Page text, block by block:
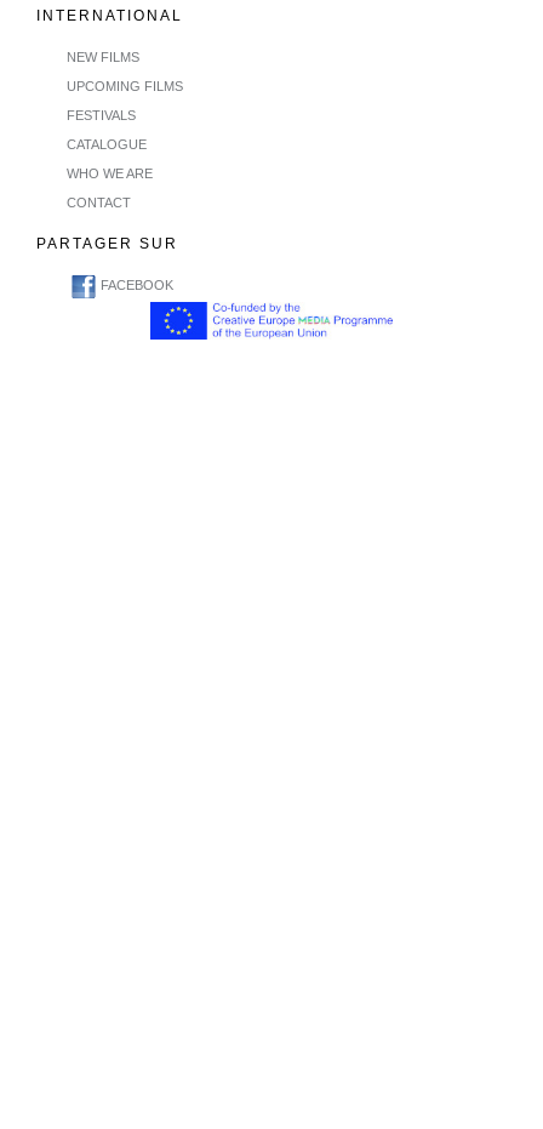
INTERNATIONAL
NEW FILMS
UPCOMING FILMS
FESTIVALS
CATALOGUE
WHO WE ARE
CONTACT
PARTAGER SUR
FACEBOOK